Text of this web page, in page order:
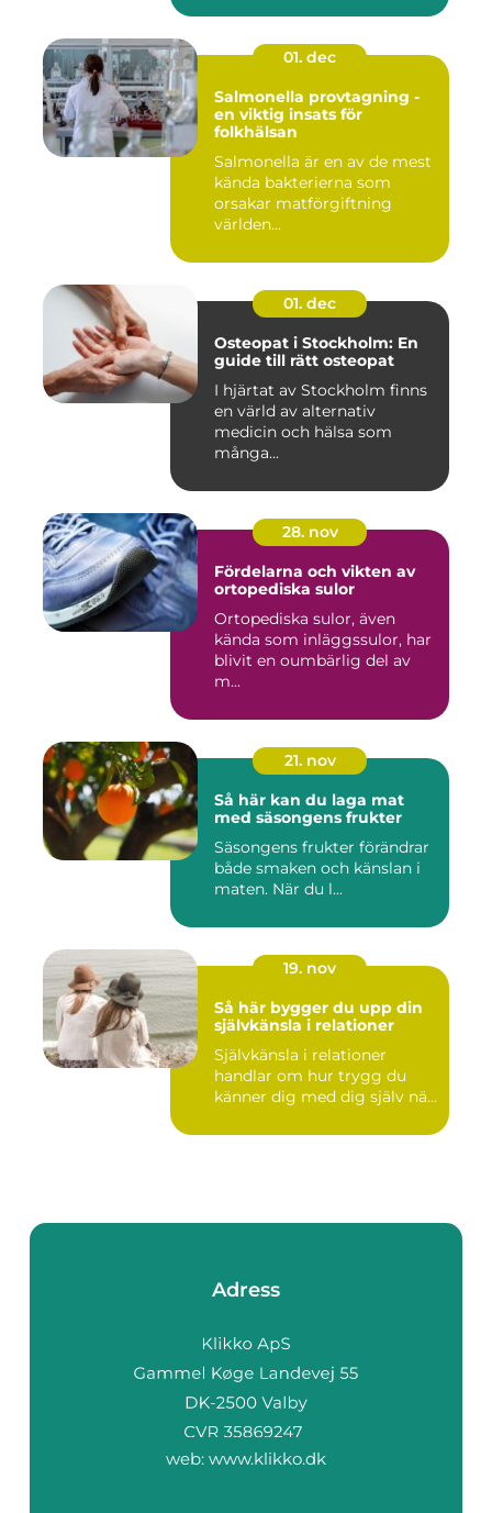
01. dec
Salmonella provtagning -
en viktig insats för
folkhälsan
Salmonella är en av de mest
kända bakterierna som
orsakar matförgiftning
världen...
01. dec
Osteopat i Stockholm: En
guide till rätt osteopat
I hjärtat av Stockholm finns
en värld av alternativ
medicin och hälsa som
många...
28. nov
Fördelarna och vikten av
ortopediska sulor
Ortopediska sulor, även
kända som inläggssulor, har
blivit en oumbärlig del av
m...
21. nov
Så här kan du laga mat
med säsongens frukter
Säsongens frukter förändrar
både smaken och känslan i
maten. När du l...
19. nov
Så här bygger du upp din
självkänsla i relationer
Självkänsla i relationer
handlar om hur trygg du
känner dig med dig själv nä...
Adress
web: www.klikko.dk